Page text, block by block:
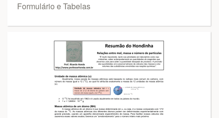
Formulário e Tabelas